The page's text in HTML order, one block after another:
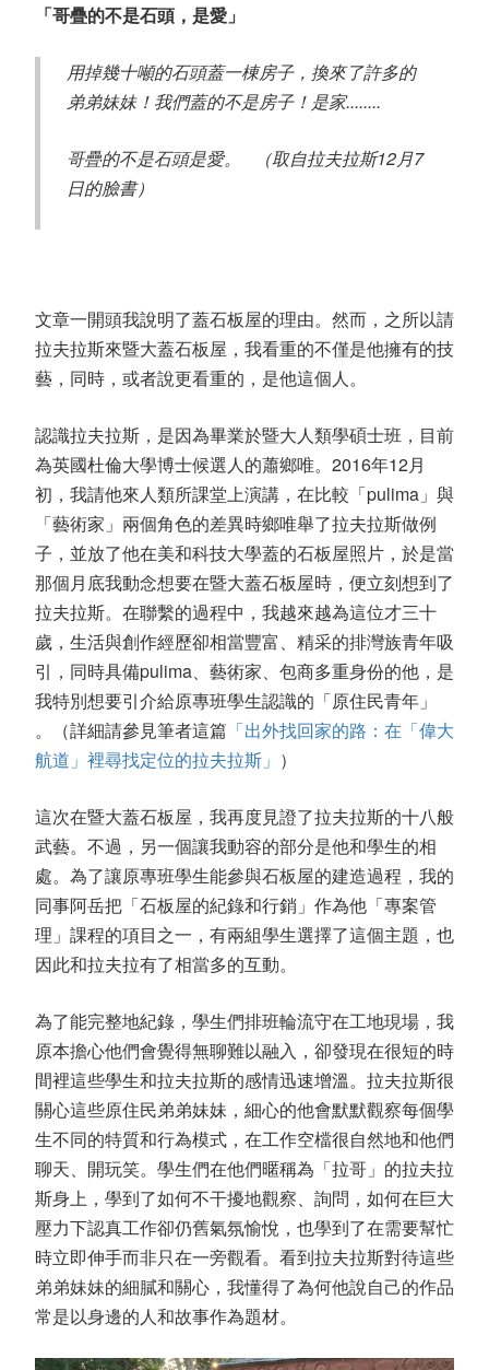
「哥疊的不是石頭，是愛」
用掉幾十噸的石頭蓋一棟房子，換來了許多的
弟弟妹妹！我們蓋的不是房子！是家........
哥疊的不是石頭是愛。 （取自拉夫拉斯12月7
日的臉書）
文章一開頭我說明了蓋石板屋的理由。然而，之所以請
拉夫拉斯來暨大蓋石板屋，我看重的不僅是他擁有的技
藝，同時，或者說更看重的，是他這個人。
認識拉夫拉斯，是因為畢業於暨大人類學碩士班，目前
為英國杜倫大學博士候選人的蕭鄉唯。2016年12月
初，我請他來人類所課堂上演講，在比較「pulima」與
「藝術家」兩個角色的差異時鄉唯舉了拉夫拉斯做例
子，並放了他在美和科技大學蓋的石板屋照片，於是當
那個月底我動念想要在暨大蓋石板屋時，便立刻想到了
拉夫拉斯。在聯繫的過程中，我越來越為這位才三十
歲，生活與創作經歷卻相當豐富、精采的排灣族青年吸
引，同時具備pulima、藝術家、包商多重身份的他，是
我特別想要引介給原專班學生認識的「原住民青年」
。（詳細請參見筆者這篇 「出外找回家的路：在「偉大
航道」裡尋找定位的拉夫拉斯」 ）
這次在暨大蓋石板屋，我再度見證了拉夫拉斯的十八般
武藝。不過，另一個讓我動容的部分是他和學生的相
處。為了讓原專班學生能參與石板屋的建造過程，我的
同事阿岳把「石板屋的紀錄和行銷」作為他「專案管
理」課程的項目之一，有兩組學生選擇了這個主題，也
因此和拉夫拉有了相當多的互動。
為了能完整地紀錄，學生們排班輪流守在工地現場，我
原本擔心他們會覺得無聊難以融入，卻發現在很短的時
間裡這些學生和拉夫拉斯的感情迅速增溫。拉夫拉斯很
關心這些原住民弟弟妹妹，細心的他會默默觀察每個學
生不同的特質和行為模式，在工作空檔很自然地和他們
聊天、開玩笑。學生們在他們暱稱為「拉哥」的拉夫拉
斯身上，學到了如何不干擾地觀察、詢問，如何在巨大
壓力下認真工作卻仍舊氣氛愉悅，也學到了在需要幫忙
時立即伸手而非只在一旁觀看。看到拉夫拉斯對待這些
弟弟妹妹的細膩和關心，我懂得了為何他說自己的作品
常是以身邊的人和故事作為題材。